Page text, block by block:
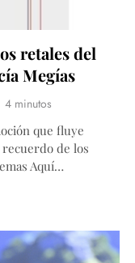
retales del
Megías
4 minutos
que fluye
de los
Aquí…